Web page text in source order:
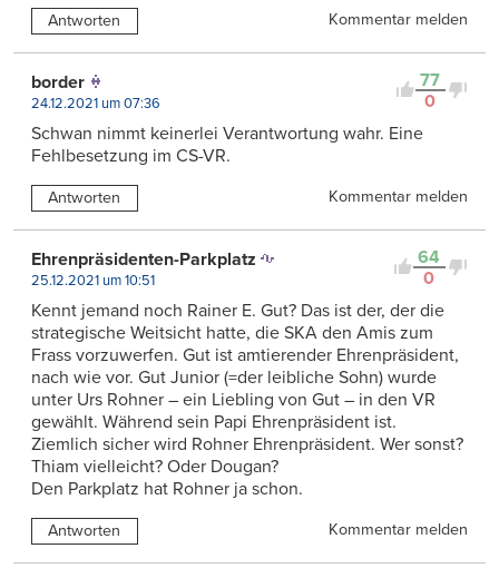
Antworten Kommentar melden
77
0
border
24.12.2021 um 07:36
Schwan nimmt keinerlei Verantwortung wahr. Eine
Fehlbesetzung im CS-VR.
Antworten Kommentar melden
64
0
Ehrenpräsidenten-Parkplatz
25.12.2021 um 10:51
Kennt jemand noch Rainer E. Gut? Das ist der, der die
strategische Weitsicht hatte, die SKA den Amis zum
Frass vorzuwerfen. Gut ist amtierender Ehrenpräsident,
nach wie vor. Gut Junior (=der leibliche Sohn) wurde
unter Urs Rohner – ein Liebling von Gut – in den VR
gewählt. Während sein Papi Ehrenpräsident ist.
Ziemlich sicher wird Rohner Ehrenpräsident. Wer sonst?
Thiam vielleicht? Oder Dougan?
Den Parkplatz hat Rohner ja schon.
Antworten Kommentar melden